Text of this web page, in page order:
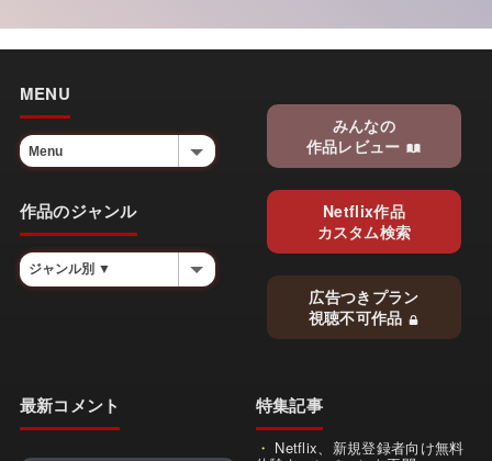
MENU
作品のジャンル
みんなの
作品レビュー
Netflix作品
カスタム検索
広告つきプラン
視聴不可作品
最新コメント 特集記事
Netflix、新規登録者向け無料